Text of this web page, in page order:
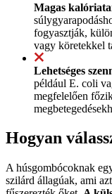
Magas
fogyasztják,
vagy köretekkel
Lehetséges
például E. coli
megfelelően
Hogyan
A húsgombócoknak
szilárd állagúak, ami